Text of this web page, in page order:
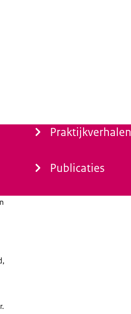
Praktijkverhalen
Publicaties